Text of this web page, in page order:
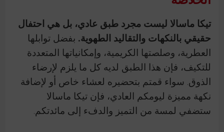
تيكا ماسالا ليست مجرد طبق عادي، بل هي احتفال
حقيقي بالنكهات والتقاليد الطهوية. بفضل توابلها
العطرية، وصلصتها الكريمية، وإمكانياتها المتعددة
للتكيف، فإن هذا الطبق لديه كل ما يلزم لإرضاء
الذوق. سواء قمتم بتحضيره لعشاء خاص أو لإضافة
نكهة مميزة ليومكم العادي، فإن تيكا ماسالا
ستضفي لمسة من التميز والدفء إلى مائدتكم.